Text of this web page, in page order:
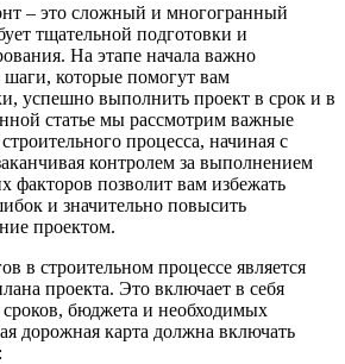
– это сложный и многогранный
тщательной подготовки и
На этапе начала важно
которые помогут вам
успешно выполнить проект в срок и в
статье мы рассмотрим важные
процесса, начиная с
контролем за выполнением
факторов позволит вам избежать
и значительно повысить
проектом.
в строительном процессе является
проекта. Это включает в себя
бюджета и необходимых
дорожная карта должна включать